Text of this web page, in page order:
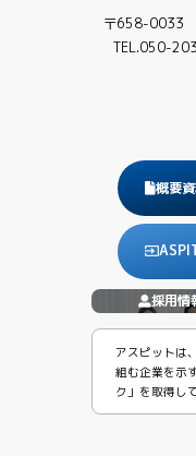
〒658-0033
TEL.050-
概要
採用情
アスピットは
組む企業を示
ク」を取得し